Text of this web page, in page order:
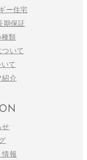
ー住宅
期保証
種類
いて
て
紹介
せ
情報